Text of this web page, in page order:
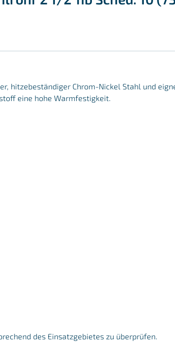
hitzebeständiger Chrom-Nickel Stahl und
eine hohe Warmfestigkeit.
des Einsatzgebietes zu überprüfen.